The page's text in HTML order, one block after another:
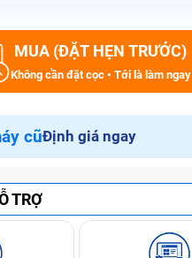
MUA (ĐẶT HẸN TRƯỚC)
Không cần đặt cọc • Tới là làm ngay
cũĐịnh giá ngay
TRỢ